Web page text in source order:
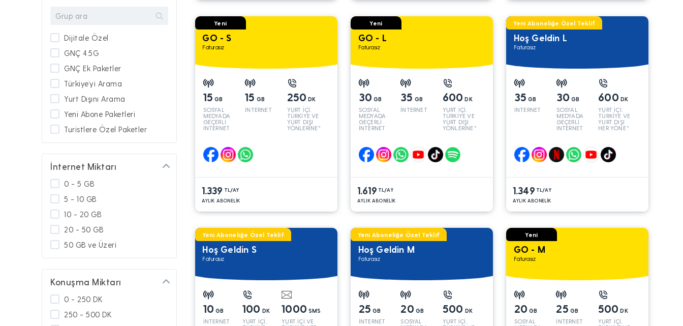
Yeni
GO - S
Faturasız
15 GB
SOSYAL
MEDYADA
GEÇERLİ
İNTERNET
15 GB
İNTERNET
250 DK
YURT İÇİ,
TÜRKİYE VE
YURT DIŞI
YÖNLERİNE*
1.339 TL/AY
AYLIK ABONELİK
Yeni
GO - L
Faturasız
30 GB
SOSYAL
MEDYADA
GEÇERLİ
İNTERNET
35 GB
İNTERNET
600 DK
YURT İÇİ,
TÜRKİYE VE
YURT DIŞI
YÖNLERİNE*
1.619 TL/AY
AYLIK ABONELİK
Yeni Aboneliğe Özel Teklif
Hoş Geldin L
Faturasız
35 GB
İNTERNET
30 GB
SOSYAL
MEDYADA
GEÇERLİ
İNTERNET
600 DK
YURT İÇİ,
TÜRKİYE VE
YURT DIŞI
HER YÖNE*
1.349 TL/AY
AYLIK ABONELİK
Yeni Aboneliğe Özel Teklif
Hoş Geldin S
Faturasız
10 GB
İNTERNET
100 DK
YURT İÇİ,
1000 SMS
YURT İÇİ VE
Yeni Aboneliğe Özel Teklif
Hoş Geldin M
Faturasız
25 GB
İNTERNET
20 GB
SOSYAL
500 DK
YURT İÇİ,
Yeni
GO - M
Faturasız
20 GB
SOSYAL
25 GB
İNTERNET
500 DK
YURT İÇİ,
Dijitale Özel
GNÇ 4.5G
GNÇ Ek Paketler
Türkiye’yi Arama
Yurt Dışını Arama
Yeni Abone Paketleri
Turistlere Özel Paketler
Güney Kıbrıs'ta Kullanım
Turbo Paketler
İnternet Miktarı
0 - 5 GB
5 - 10 GB
10 - 20 GB
20 - 50 GB
50 GB ve Üzeri
Konuşma Miktarı
0 - 250 DK
250 - 500 DK